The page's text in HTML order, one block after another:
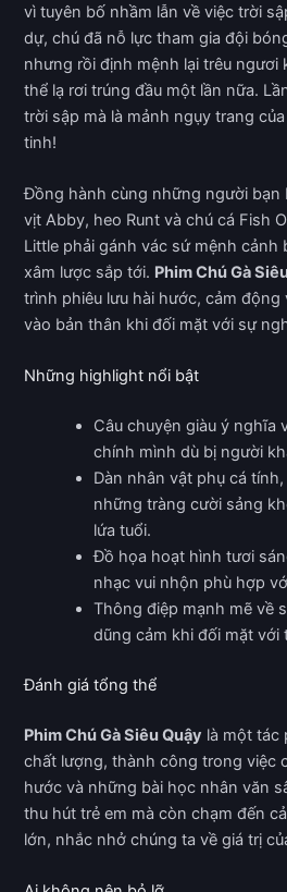
vì tuyên bố nhầm lẫn về việc trời
dự, chú đã nỗ lực tham gia đội
nhưng rồi định mệnh lại trêu ngươi
thể lạ rơi trúng đầu một lần nữa.
trời sập mà là mảnh ngụy trang
tinh!
Đồng hành cùng những người bạn
vịt Abby, heo Runt và chú cá Fish
Little phải gánh vác sứ mệnh cảnh
xâm lược sắp tới. Phim Chú Gà
trình phiêu lưu hài hước, cảm động
vào bản thân khi đối mặt với sự
Những highlight nổi bật
Câu chuyện giàu ý nghĩa
chính mình dù bị người
Dàn nhân vật phụ cá
những tràng cười sảng
lứa tuổi.
Đồ họa hoạt hình tươi
nhạc vui nhộn phù hợp
Thông điệp mạnh mẽ về
dũng cảm khi đối mặt với
Đánh giá tổng thể
Phim Chú Gà Siêu Quậy là một tác
chất lượng, thành công trong việc
hước và những bài học nhân văn
thu hút trẻ em mà còn chạm đến
lớn, nhắc nhở chúng ta về giá trị